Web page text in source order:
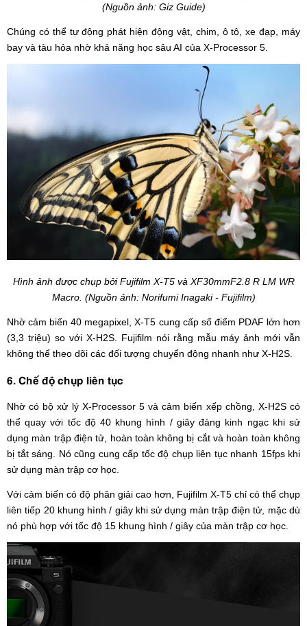
(Nguồn ảnh: Giz Guide)
Chúng có thể tự động phát hiện động vật, chim, ô tô, xe đạp, máy
bay và tàu hỏa nhờ khả năng học sâu AI của X-Processor 5.
Hình ảnh được chụp bởi Fujifilm X-T5 và XF30mmF2.8 R LM WR
Macro. (Nguồn ảnh: Norifumi Inagaki - Fujifilm)
Nhờ cảm biến 40 megapixel, X-T5 cung cấp số điểm PDAF lớn hơn
(3,3 triệu) so với X-H2S. Fujifilm nói rằng mẫu máy ảnh mới vẫn
không thể theo dõi các đối tượng chuyển động nhanh như X-H2S.
6. Chế độ chụp liên tục
Nhờ có bộ xử lý X-Processor 5 và cảm biến xếp chồng, X-H2S có
thể quay với tốc độ 40 khung hình / giây đáng kinh ngạc khi sử
dụng màn trập điện tử, hoàn toàn không bị cắt và hoàn toàn không
bị tắt sáng. Nó cũng cung cấp tốc độ chụp liên tục nhanh 15fps khi
sử dụng màn trập cơ học.
Với cảm biến có độ phân giải cao hơn, Fujifilm X-T5 chỉ có thể chụp
liên tiếp 20 khung hình / giây khi sử dụng màn trập điện tử, mặc dù
nó phù hợp với tốc độ 15 khung hình / giây của màn trập cơ học.